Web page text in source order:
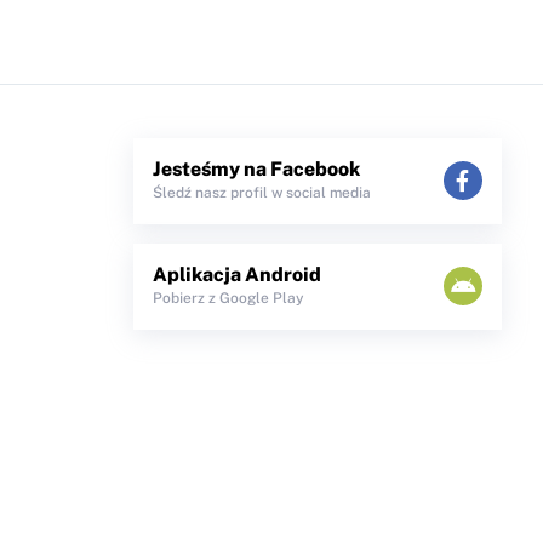
Jesteśmy na Facebook
Śledź nasz profil w social media
Aplikacja Android
Pobierz z Google Play